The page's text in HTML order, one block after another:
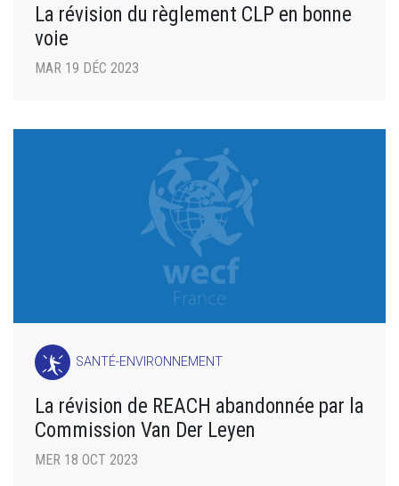
La révision du règlement CLP en bonne
voie
MAR 19 DÉC 2023
SANTÉ-ENVIRONNEMENT
La révision de REACH abandonnée par la
Commission Van Der Leyen
MER 18 OCT 2023